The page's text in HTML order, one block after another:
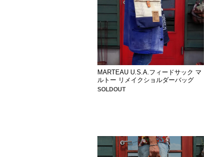
MARTEAU U.S.A.フィードサック マ
ルトー リメイクショルダーバッグ
SOLDOUT